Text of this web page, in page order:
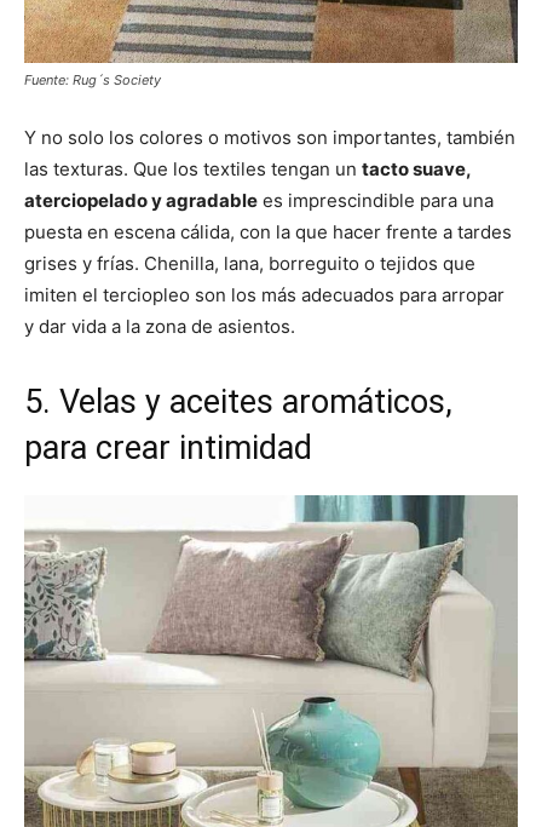
Fuente: Rug´s Society
Y no solo los colores o motivos son importantes, también
las texturas. Que los textiles tengan un tacto suave,
aterciopelado y agradable es imprescindible para una
puesta en escena cálida, con la que hacer frente a tardes
grises y frías. Chenilla, lana, borreguito o tejidos que
imiten el terciopleo son los más adecuados para arropar
y dar vida a la zona de asientos.
5. Velas y aceites aromáticos,
para crear intimidad